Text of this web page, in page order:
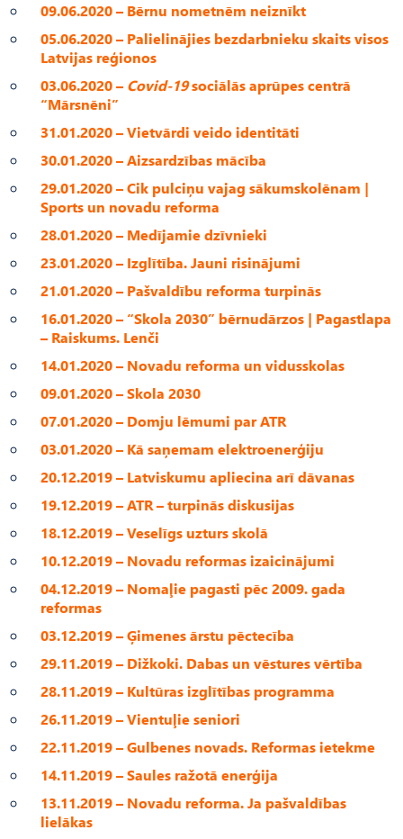
09.06.2020 – Bērnu nometnēm neiznīkt
05.06.2020 – Palielinājies bezdarbnieku skaits visos
Latvijas reģionos
03.06.2020 – Covid-19sociālās aprūpes centrā
“Mārsnēni”
31.01.2020 – Vietvārdi veido identitāti
30.01.2020 – Aizsardzības mācība
29.01.2020 – Cik pulciņu vajag sākumskolēnam |
Sports un novadu reforma
28.01.2020 – Medījamie dzīvnieki
23.01.2020 – Izglītība. Jauni risinājumi
21.01.2020 – Pašvaldību reforma turpinās
16.01.2020 – “Skola 2030” bērnudārzos | Pagastlapa
– Raiskums. Lenči
14.01.2020 – Novadu reforma un vidusskolas
09.01.2020 – Skola 2030
07.01.2020 – Domju lēmumi par ATR
03.01.2020 – Kā saņemam elektroenerģiju
20.12.2019 – Latviskumu apliecina arī dāvanas
19.12.2019 – ATR – turpinās diskusijas
18.12.2019 – Veselīgs uzturs skolā
10.12.2019 – Novadu reformas izaicinājumi
04.12.2019 – Nomaļie pagasti pēc 2009. gada
reformas
03.12.2019 – Ģimenes ārstu pēctecība
29.11.2019 – Dižkoki. Dabas un vēstures vērtība
28.11.2019 – Kultūras izglītības programma
26.11.2019 – Vientuļie seniori
22.11.2019 – Gulbenes novads. Reformas ietekme
14.11.2019 – Saules ražotā enerģija
13.11.2019 – Novadu reforma. Ja pašvaldības
lielākas